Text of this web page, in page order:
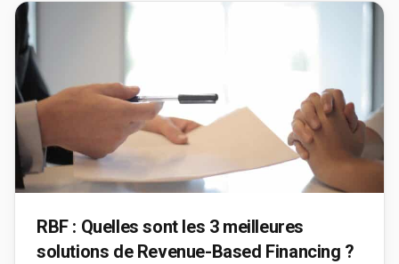
RBF : Quelles sont les 3 meilleures
solutions de Revenue-Based Financing ?